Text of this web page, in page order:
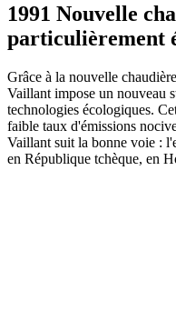
1991 Nouvelle
particulièrement
Grâce à la nouvelle
Vaillant impose un nouveau
technologies écologiques.
faible taux d'émissions
Vaillant suit la bonne voie :
en République tchèque, en